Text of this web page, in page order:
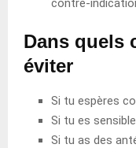
Dans quels
éviter
Si tu espères
Si tu es
Si tu as des